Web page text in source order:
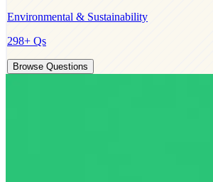
Environmental & Sustainability
298+ Qs
Browse Questions